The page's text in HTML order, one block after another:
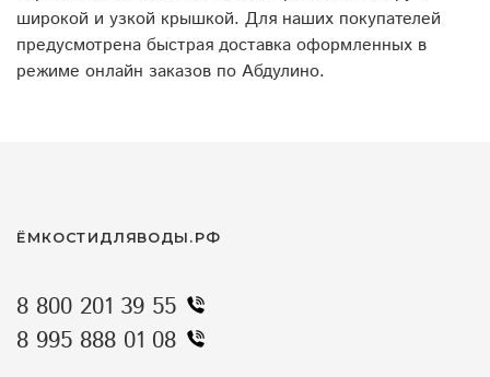
широкой и узкой крышкой. Для наших покупателей
предусмотрена быстрая доставка оформленных в
режиме онлайн заказов по Абдулино.
ЁМКОСТИДЛЯВОДЫ.РФ
8 800 201 39 55
8 995 888 01 08